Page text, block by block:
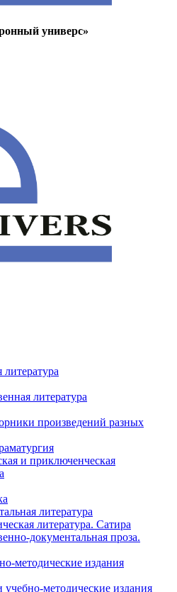
универс»
литература
произведений разных
и приключенческая
литература
литература. Сатира
документальная проза.
методические издания
методические издания